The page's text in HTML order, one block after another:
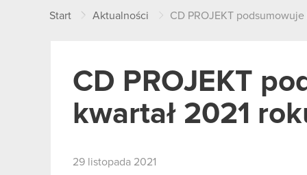
Start Aktualności CD PROJEKT podsumowuje
CD PROJEKT
kwartał 2021
29 listopada 2021